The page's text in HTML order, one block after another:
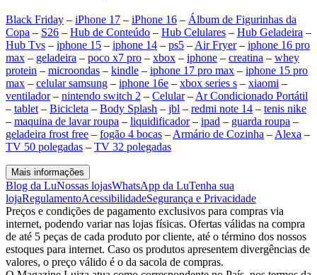
Black Friday – iPhone 17 – iPhone 16 – Álbum de Figurinhas da
Copa – S26 – Hub de Conteúdo – Hub Celulares – Hub Geladeira –
Hub Tvs – iphone 15 – iphone 14 – ps5 – Air Fryer– iphone 16 pro
max – geladeira – poco x7 pro – xbox – iphone – creatina – whey
protein – microondas – kindle – iphone 17 pro max – iphone 15 pro
max – celular samsung – iphone 16e – xbox series s – xiaomi –
ventilador– nintendo switch 2 – Celular– Ar Condicionado Portátil
– tablet – Bicicleta – Body Splash – jbl – redmi note 14 – tenis nike
– maquina de lavar roupa – liquidificador– ipad – guarda roupa –
geladeira frost free – fogão 4 bocas – Armário de Cozinha – Alexa –
TV 50 polegadas – TV 32 polegadas
Mais informações
Blog da LuNossas lojasWhatsApp da LuTenha sua
lojaRegulamentoAcessibilidadeSegurança e Privacidade
Preços e condições de pagamento exclusivos para compras via
internet, podendo variar nas lojas físicas. Ofertas válidas na compra
de até 5 peças de cada produto por cliente, até o término dos nossos
estoques para internet. Caso os produtos apresentem divergências de
valores, o preço válido é o da sacola de compras.